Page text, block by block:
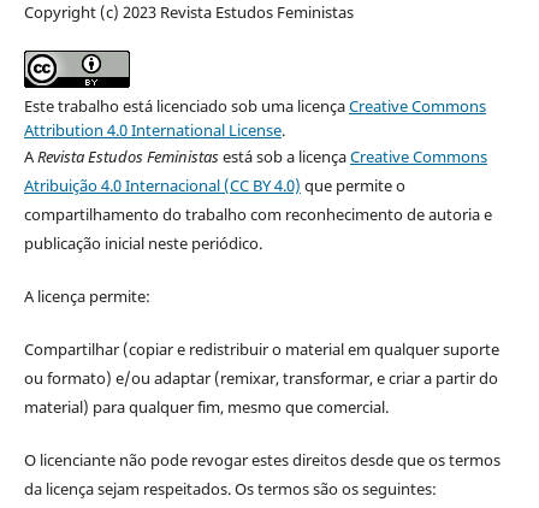
Copyright (c) 2023 Revista Estudos Feministas
Este trabalho está licenciado sob uma licençaCreative Commons
Attribution 4.0 International License.
ARevista Estudos Feministasestá sob a licençaCreative Commons
Atribuição 4.0 Internacional (CC BY 4.0) que permite o
compartilhamento do trabalho com reconhecimento de autoria e
publicação inicial neste periódico.
A licença permite:
Compartilhar (copiar e redistribuir o material em qualquer suporte
ou formato) e/ou adaptar (remixar, transformar, e criar a partir do
material) para qualquer fim, mesmo que comercial.
O licenciante não pode revogar estes direitos desde que os termos
da licença sejam respeitados. Os termos são os seguintes: